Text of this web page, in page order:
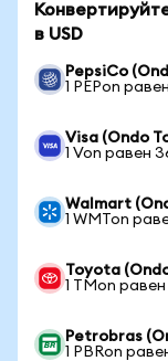
в USD
PepsiCo
1 PEPon
Visa (Ondo
1 Von равен
Walmart
1 WMTon
Toyota
1 TMon равен
Petrobras
1 PBRon